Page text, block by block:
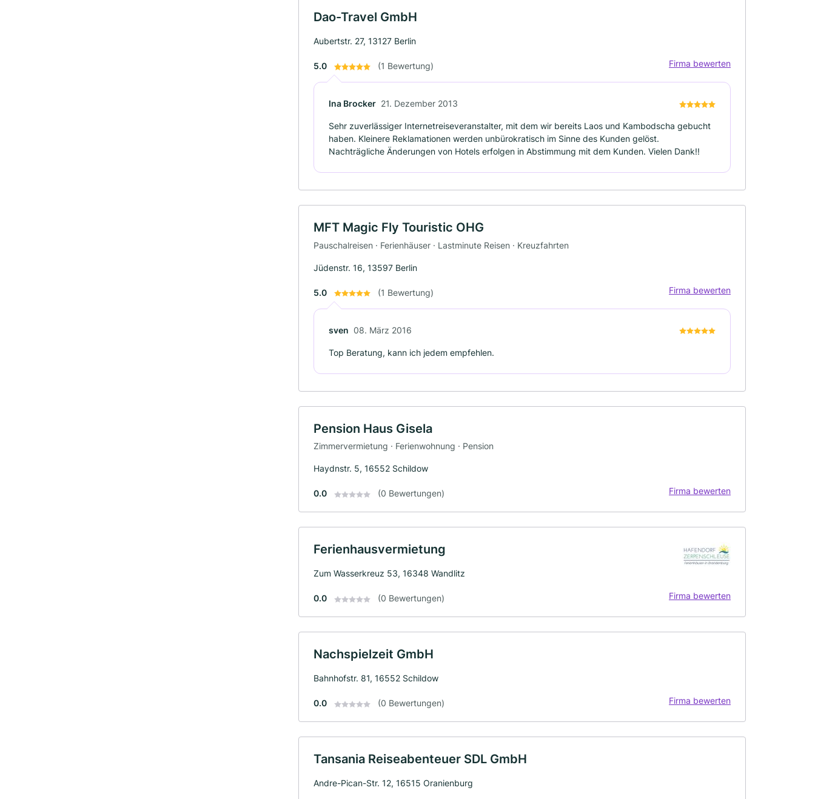
Dao-Travel GmbH
Aubertstr. 27, 13127 Berlin
5.0 (1 Bewertung) Firma bewerten
Ina Brocker 21. Dezember 2013
Sehr zuverlässiger Internetreiseveranstalter, mit dem wir bereits Laos und Kambodscha gebucht
haben. Kleinere Reklamationen werden unbürokratisch im Sinne des Kunden gelöst.
Nachträgliche Änderungen von Hotels erfolgen in Abstimmung mit dem Kunden. Vielen Dank!!
MFT Magic Fly Touristic OHG
Pauschalreisen · Ferienhäuser · Lastminute Reisen · Kreuzfahrten
Jüdenstr. 16, 13597 Berlin
5.0 (1 Bewertung) Firma bewerten
sven 08. März 2016
Top Beratung, kann ich jedem empfehlen.
Pension Haus Gisela
Zimmervermietung · Ferienwohnung · Pension
Haydnstr. 5, 16552 Schildow
0.0 (0 Bewertungen) Firma bewerten
Ferienhausvermietung
Zum Wasserkreuz 53, 16348 Wandlitz
0.0 (0 Bewertungen) Firma bewerten
Nachspielzeit GmbH
Bahnhofstr. 81, 16552 Schildow
0.0 (0 Bewertungen) Firma bewerten
Tansania Reiseabenteuer SDL GmbH
Andre-Pican-Str. 12, 16515 Oranienburg